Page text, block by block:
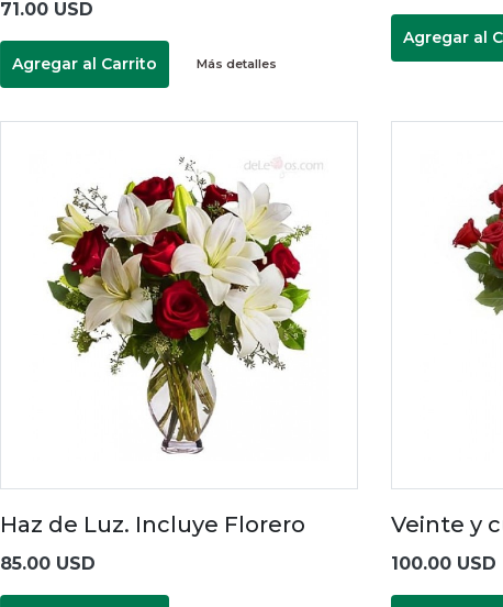
71.00 USD
Agregar al Carrito Más detalles
Agregar al
Haz de Luz. Incluye Florero
85.00 USD
Veinte y
100.00 USD